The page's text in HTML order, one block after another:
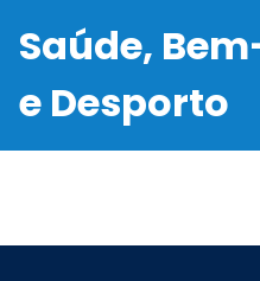
Saúde,
e Desporto